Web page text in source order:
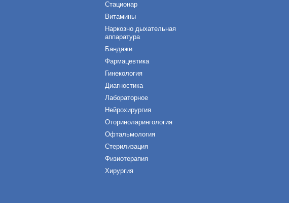
Стационар
Витамины
Наркозно дыхательная
аппаратура
Бандажи
Фармацевтика
Гинекология
Диагностика
Лабораторное
Нейрохирургия
Оториноларингология
Офтальмология
Cтерилизация
Физиотерапия
Хирургия